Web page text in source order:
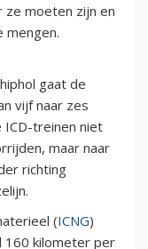
moeten zijn en
mengen.
gaat de
vijf naar zes
ICD-treinen niet
maar naar
richting
(ICNG)
160 kilometer per